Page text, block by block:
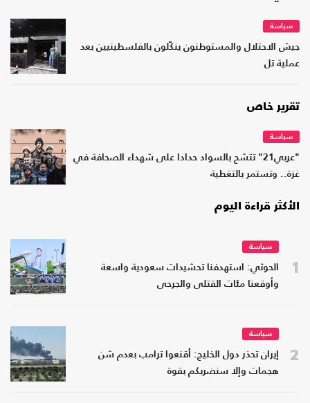
سياسة
جيش الاحتلال والمستوطنون ينكّلون بالفلسطينيين بعد
عملية تل
تقرير خاص
سياسة
"عربي21" تتشح بالسواد حدادا على شهداء الصحافة في
غزة.. وتستمر بالتغطية
الأكثر قراءة اليوم
1
سياسة
الحوثي: استهدفنا تحشيدات سعودية واسعة
وأوقعنا مئات القتلى والجرحى
2
سياسة
إيران تحذر دول الخليج: أقنعوا ترامب بعدم شن
هجمات وإلا سنضربكم بقوة